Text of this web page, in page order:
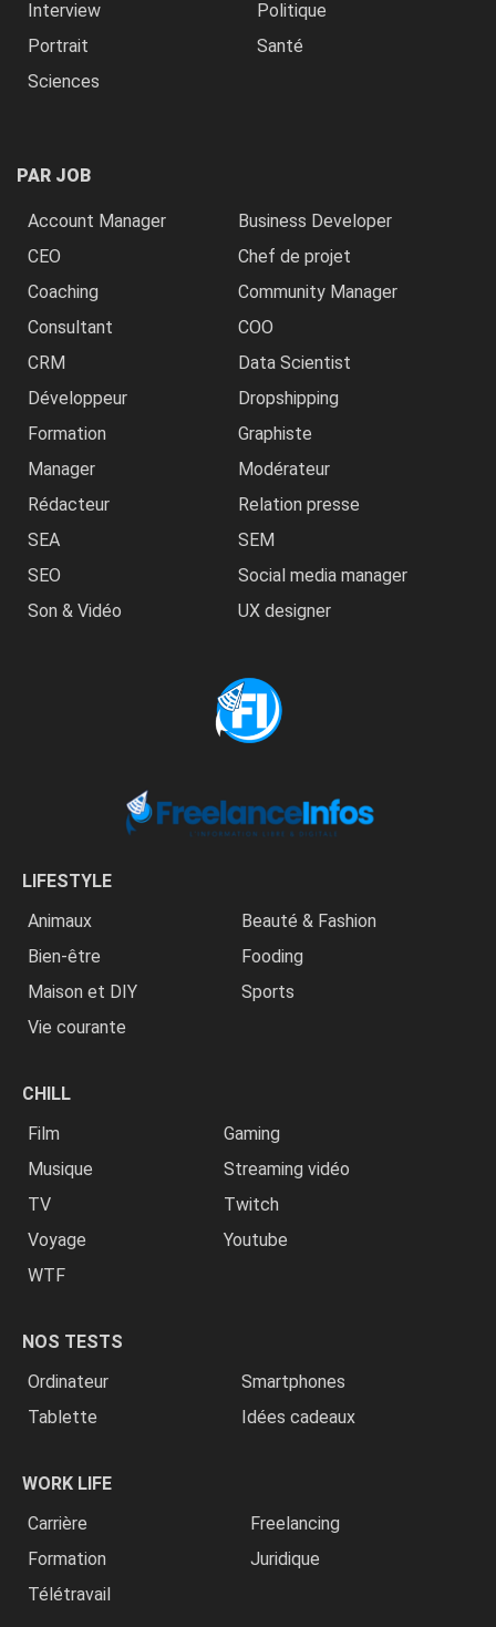
Interview
Politique
Portrait
Santé
Sciences
PAR JOB
Account Manager
Business Developer
CEO
Chef de projet
Coaching
Community Manager
Consultant
COO
CRM
Data Scientist
Développeur
Dropshipping
Formation
Graphiste
Manager
Modérateur
Rédacteur
Relation presse
SEA
SEM
SEO
Social media manager
Son & Vidéo
UX designer
LIFESTYLE
Animaux
Beauté & Fashion
Bien-être
Fooding
Maison et DIY
Sports
Vie courante
CHILL
Film
Gaming
Musique
Streaming vidéo
TV
Twitch
Voyage
Youtube
WTF
NOS TESTS
Ordinateur
Smartphones
Tablette
Idées cadeaux
WORK LIFE
Carrière
Freelancing
Formation
Juridique
Télétravail